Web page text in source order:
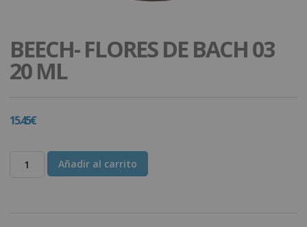
BEECH- FLORES DE BACH 03
20 ML
15.45€
Añadir al carrito